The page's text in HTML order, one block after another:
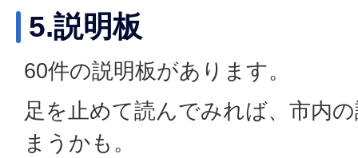
5.説明板
60件の説明板があります。
足を止めて読んでみれば、市内
まうかも。